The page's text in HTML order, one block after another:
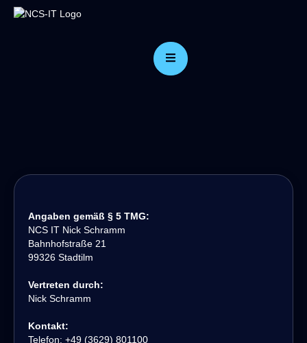
Angaben gemäß § 5 TMG:
NCS IT Nick Schramm
Bahnhofstraße 21
99326 Stadtilm
Vertreten durch:
Nick Schramm
Kontakt:
Telefon: +49 (3629) 801100